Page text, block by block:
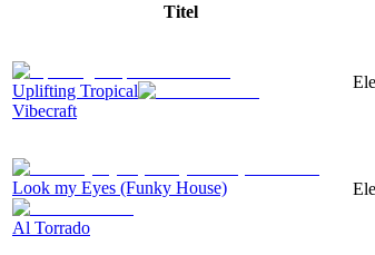
Titel
Uplifting Tropical
Vibecraft
Look my Eyes (Funky House)
Al Torrado